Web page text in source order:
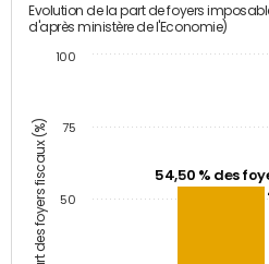
Part des foyers fiscaux (%)
Evolution de la part de foyers
d'après ministère de l'Economie)
54,50 % des
50
75
100